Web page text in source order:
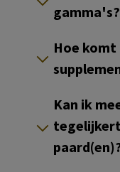
gamma's?
Hoe
Kan ik